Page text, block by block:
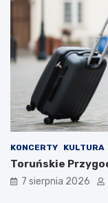
KONCERTY KULTURA
Toruńskie
7 sierpnia 2026